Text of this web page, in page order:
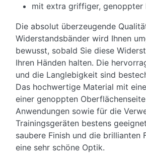
mit extra griffiger, genoppter
Die absolut überzeugende
Widerstandsbänder wird Ihnen
bewusst, sobald Sie diese
Ihren Händen halten. Die
und die Langlebigkeit sind
Das hochwertige Material mit
einer genoppten
Anwendungen sowie für die
Trainingsgeräten bestens
saubere Finish und die brillianten
eine sehr schöne Optik.